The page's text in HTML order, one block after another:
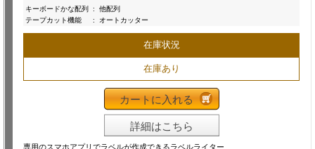
キーボードかな配列
:
他配列
テープカット機能
: オートカッター
在庫状況
在庫あり
カートに入れる
詳細はこちら
専用のスマホアプリでラベルが作成できるラベルライター